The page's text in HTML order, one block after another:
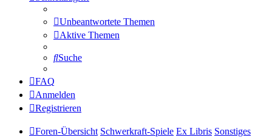
Unbeantwortete Themen
Aktive Themen
Suche
FAQ
Anmelden
Registrieren
Foren-Übersicht Schwerkraft-Spiele Ex Libris Sonstiges